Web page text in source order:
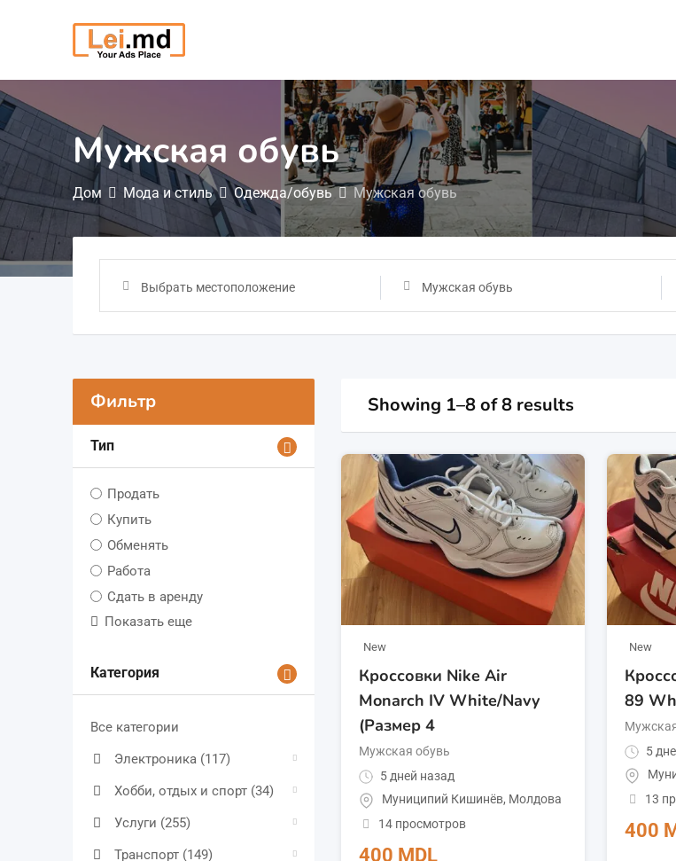
содержимому
Мужская обувь
Дом Мода и стиль Одежда/обувь Мужская обувь
Выбрать местоположение Мужская обувь
Фильтр
Тип
Продать
Купить
Обменять
Работа
Сдать в аренду
Показать еще
Категория
Все категории
Электроника (117)
Хобби, отдых и спорт (34)
Услуги (255)
Транспорт (149)
Showing 1–8 of 8 results
New
Кроссовки Nike Air
Monarch IV White/Navy
(Размер 4
Мужская обувь
5 дней назад
Муниципий Кишинёв, Молдова
14 просмотров
400 MDL
New
89
5
13
400